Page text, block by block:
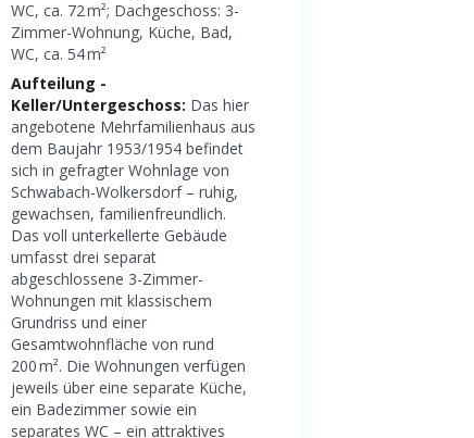
WC, ca. 72 m²; Dachgeschoss: 3-
Zimmer-Wohnung, Küche, Bad,
WC, ca. 54 m²
Aufteilung -
Keller/Untergeschoss: Das hier
angebotene Mehrfamilienhaus aus
dem Baujahr 1953/1954 befindet
sich in gefragter Wohnlage von
Schwabach-Wolkersdorf – ruhig,
gewachsen, familienfreundlich.
Das voll unterkellerte Gebäude
umfasst drei separat
abgeschlossene 3-Zimmer-
Wohnungen mit klassischem
Grundriss und einer
Gesamtwohnfläche von rund
200 m². Die Wohnungen verfügen
jeweils über eine separate Küche,
ein Badezimmer sowie ein
separates WC – ein attraktives